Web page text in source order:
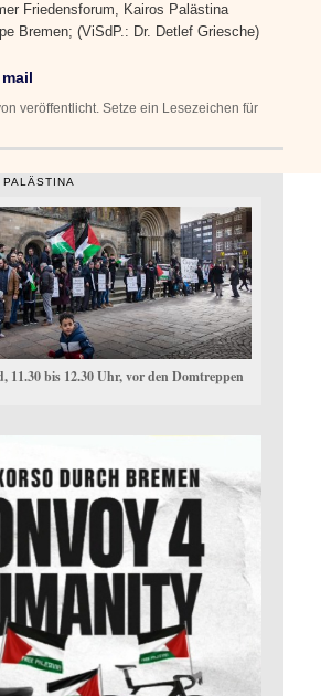
Friedensforum, Kairos Palästina
Bremen; (ViSdP.: Dr. Detlef Griesche)
veröffentlicht. Setze ein Lesezeichen für
PALÄSTINA
11.30 bis 12.30 Uhr, vor den Domtreppen